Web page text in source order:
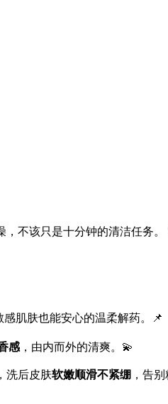
不该只是十分钟的清洁任务。
感肌肤也能安心的温柔解药。📌
感 ，由内而外的清爽。💫
洗后皮肤软嫩顺滑不紧绷 ，告